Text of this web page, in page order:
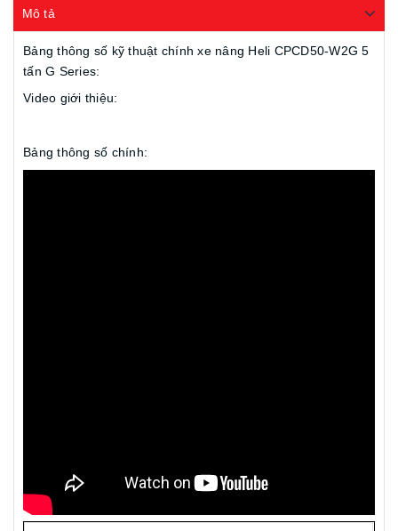
Mô tả
Bảng thông số kỹ thuật chính xe nâng Heli CPCD50-W2G 5
tấn G Series:
Video giới thiệu:
Bảng thông số chính: